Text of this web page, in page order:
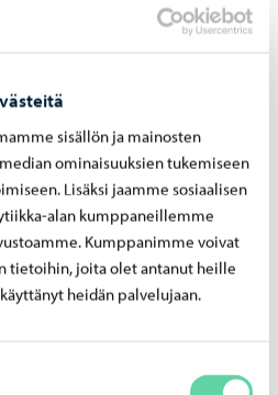
sisällön ja mainosten
ominaisuuksien tukemiseen
Lisäksi jaamme sosiaalisen
alan kumppaneillemme
Kumppanimme voivat
tietoihin, joita olet antanut heille
heidän palvelujaan.
liittyvät uutiset
lu­kion ai­kuis­lin­jal­le on